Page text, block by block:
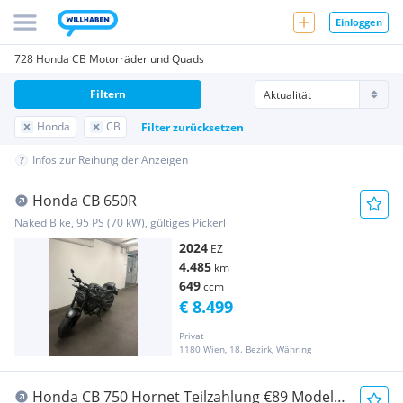
Einloggen
728 Honda CB Motorräder und Quads
Honda CB Filter zurücksetzen
Filtern
Infos zur Reihung der Anzeigen
Honda CB 650R
Naked Bike, 95 PS (70 kW), gültiges Pickerl
2024 EZ
4.485 km
649ccm
Privat
1180 Wien, 18. Bezirk, Währing
€ 8.499
Honda CB 750 Hornet Teilzahlung €89 Modell